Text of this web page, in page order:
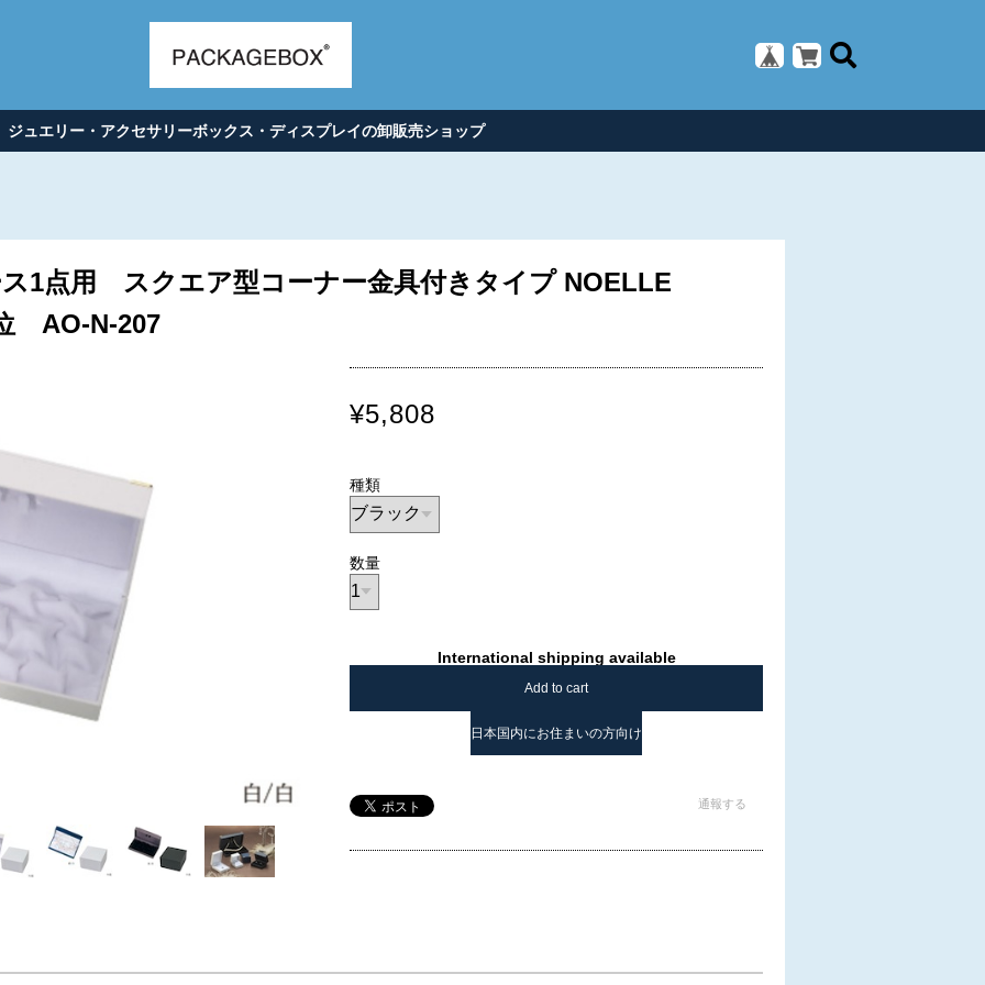
ジュエリー・アクセサリーボックス・ディスプレイの卸販売ショップ
1点用 スクエア型コーナー金具付きタイプ NOELLE
AO-N-207
¥5,808
種類
数量
International shipping available
Add to cart
日本国内にお住まいの方向け
通報する